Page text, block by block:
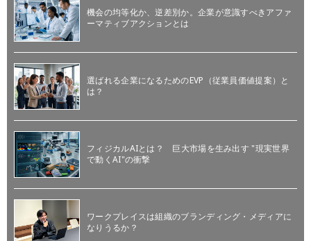
機会の均等化か、逆差別か。企業が意識すべきアファ
ーマティブアクションとは
選ばれる企業になるためのEVP（従業員価値提案）と
は？
フィジカルAIとは？ 巨大市場を生み出す "現実世界
で動くAI"の衝撃
ワークプレイスは組織のブランディング・メディアに
なりうるか？